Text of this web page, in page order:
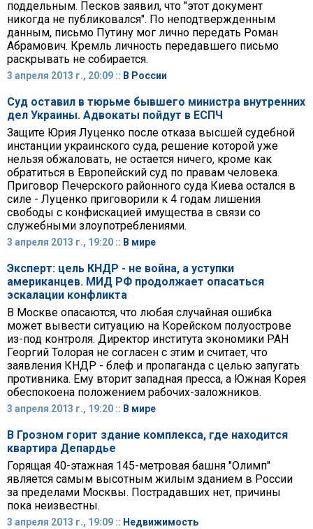
поддельным. Песков заявил, что "этот документ
никогда не публиковался". По неподтвержденным
данным, письмо Путину мог лично передать Роман
Абрамович. Кремль личность передавшего письмо
раскрывать не собирается.
3 апреля 2013 г., 20:09 :: В России
Суд оставил в тюрьме бывшего министра внутренних
дел Украины. Адвокаты пойдут в ЕСПЧ
Защите Юрия Луценко после отказа высшей судебной
инстанции украинского суда, решение которой уже
нельзя обжаловать, не остается ничего, кроме как
обратиться в Европейский суд по правам человека.
Приговор Печерского районного суда Киева остался в
силе - Луценко приговорили к 4 годам лишения
свободы с конфискацией имущества в связи со
служебными злоупотреблениями.
3 апреля 2013 г., 19:20 :: В мире
Эксперт: цель КНДР - не война, а уступки
американцев. МИД РФ продолжает опасаться
эскалации конфликта
В Москве опасаются, что любая случайная ошибка
может вывести ситуацию на Корейском полуострове
из-под контроля. Директор института экономики РАН
Георгий Толорая не согласен с этим и считает, что
заявления КНДР - блеф и пропаганда с целью запугать
противника. Ему вторит западная пресса, а Южная Корея
обеспокоена положением рабочих-заложников.
3 апреля 2013 г., 19:20 :: В мире
В Грозном горит здание комплекса, где находится
квартира Депардье
Горящая 40-этажная 145-метровая башня "Олимп"
является самым высотным жилым зданием в России
за пределами Москвы. Пострадавших нет, причины
пока неизвестны.
3 апреля 2013 г., 19:09 :: Недвижимость